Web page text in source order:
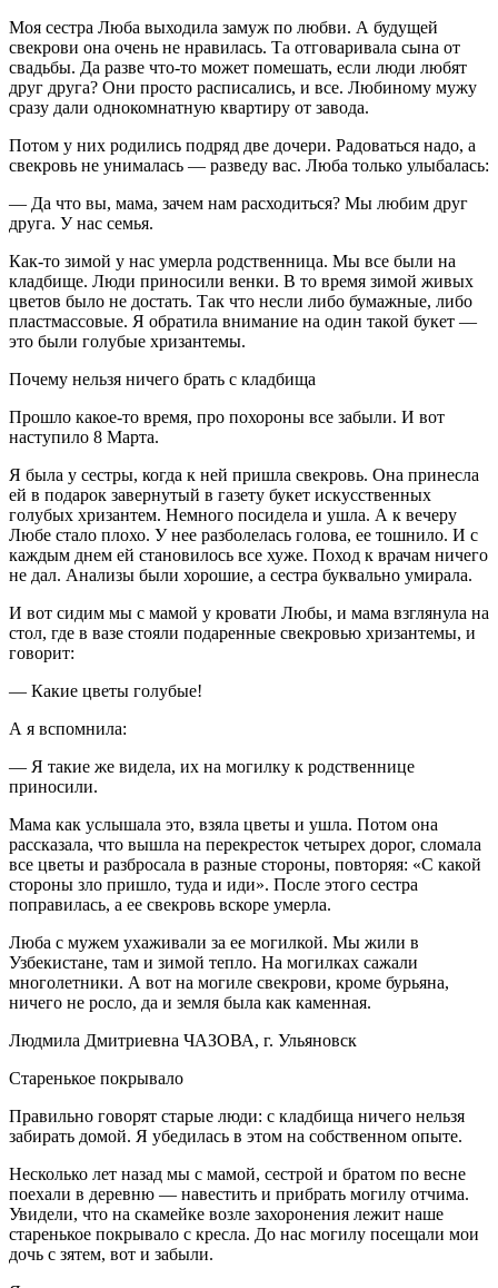
Моя сестра Люба выходила замуж по любви. А будущей
свекрови она очень не нравилась. Та отговаривала сына от
свадьбы. Да разве что-то может помешать, если люди любят
друг друга? Они просто расписались, и все. Любиному мужу
сразу дали однокомнатную квартиру от завода.
Потом у них родились подряд две дочери. Радоваться надо, а
свекровь не унималась — разведу вас. Люба только улыбалась:
— Да что вы, мама, зачем нам расходиться? Мы любим друг
друга. У нас семья.
Как-то зимой у нас умерла родственница. Мы все были на
кладбище. Люди приносили венки. В то время зимой живых
цветов было не достать. Так что несли либо бумажные, либо
пластмассовые. Я обратила внимание на один такой букет —
это были голубые хризантемы.
Почему нельзя ничего брать с кладбища
Прошло какое-то время, про похороны все забыли. И вот
наступило 8 Марта.
Я была у сестры, когда к ней пришла свекровь. Она принесла
ей в подарок завернутый в газету букет искусственных
голубых хризантем. Немного посидела и ушла. А к вечеру
Любе стало плохо. У нее разболелась голова, ее тошнило. И с
каждым днем ей становилось все хуже. Поход к врачам ничего
не дал. Анализы были хорошие, а сестра буквально умирала.
И вот сидим мы с мамой у кровати Любы, и мама взглянула на
стол, где в вазе стояли подаренные свекровью хризантемы, и
говорит:
— Какие цветы голубые!
А я вспомнила:
— Я такие же видела, их на могилку к родственнице
приносили.
Мама как услышала это, взяла цветы и ушла. Потом она
рассказала, что вышла на перекресток четырех дорог, сломала
все цветы и разбросала в разные стороны, повторяя: «С какой
стороны зло пришло, туда и иди». После этого сестра
поправилась, а ее свекровь вскоре умерла.
Люба с мужем ухаживали за ее могилкой. Мы жили в
Узбекистане, там и зимой тепло. На могилках сажали
многолетники. А вот на могиле свекрови, кроме бурьяна,
ничего не росло, да и земля была как каменная.
Людмила Дмитриевна ЧАЗОВА, г. Ульяновск
Старенькое покрывало
Правильно говорят старые люди: с кладбища ничего нельзя
забирать домой. Я убедилась в этом на собственном опыте.
Несколько лет назад мы с мамой, сестрой и братом по весне
поехали в деревню — навестить и прибрать могилу отчима.
Увидели, что на скамейке возле захоронения лежит наше
старенькое покрывало с кресла. До нас могилу посещали мои
дочь с зятем, вот и забыли.